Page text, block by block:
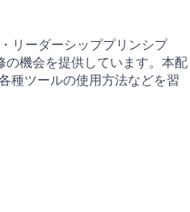
リーダーシッププリンシプ
機会を提供しています。本配
種ツールの使用方法などを習